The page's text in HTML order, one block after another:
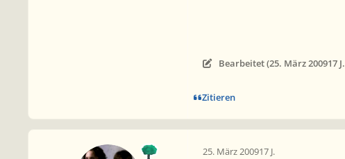
Bearbeitet (25. März 200917 J.
Zitieren
25. März 200917 J.